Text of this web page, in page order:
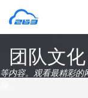
团队文化
等内容。观看最精彩